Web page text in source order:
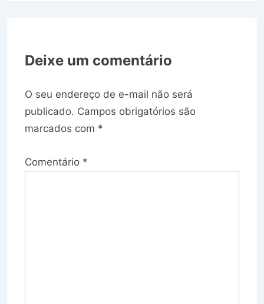
Deixe um comentário
O seu endereço de e-mail não será
publicado. Campos obrigatórios são
marcados com *
Comentário *